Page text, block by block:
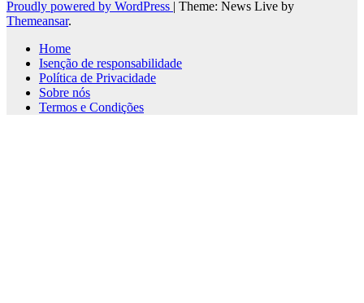
Proudly powered by WordPress | Theme: News Live by
Themeansar.
Home
Isenção de responsabilidade
Política de Privacidade
Sobre nós
Termos e Condições